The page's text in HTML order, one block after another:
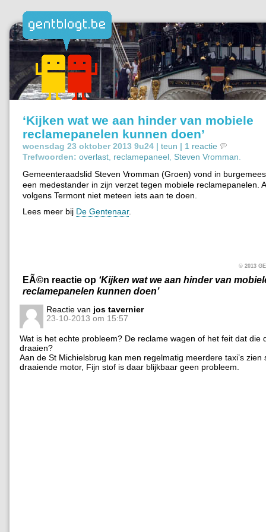
‘Kijken wat we aan hinder van mobiele
reclamepanelen kunnen doen’
woensdag 23 oktober 2013 9u24 | teun | 1 reactie
Trefwoorden: overlast reclamepaneel Steven Vromman
Gemeenteraadslid Steven Vromman (Groen) vond in
een medestander in zijn verzet tegen mobiele reclamepanelen.
volgens Termont niet meteen iets aan te doen.
Lees meer bij De Gentenaar.
© 2013
EÃ©n reactie op ‘Kijken wat we aan hinder van
reclamepanelen kunnen doen’
Reactie van jos tavernier
23-10-2013 om 15:57
Wat is het echte probleem? De reclame wagen of het feit dat die
draaien?
Aan de St Michielsbrug kan men regelmatig meerdere taxi’s zien
draaiende motor, Fijn stof is daar blijkbaar geen probleem.